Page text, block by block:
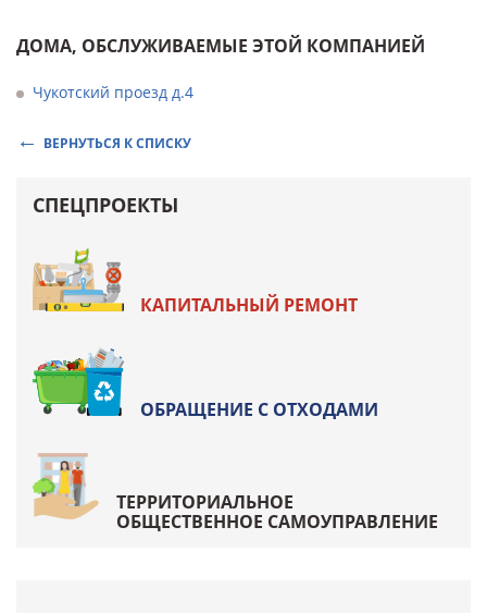
ДОМА, ОБСЛУЖИВАЕМЫЕ ЭТОЙ КОМПАНИЕЙ
Чукотский проезд д.4
ВЕРНУТЬСЯ К СПИСКУ
СПЕЦПРОЕКТЫ
КАПИТАЛЬНЫЙ РЕМОНТ
ОБРАЩЕНИЕ С ОТХОДАМИ
ТЕРРИТОРИАЛЬНОЕ
ОБЩЕСТВЕННОЕ САМОУПРАВЛЕНИЕ